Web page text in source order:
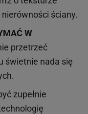
ściany.
W
przetrzeć
świetnie nada się
zupełnie